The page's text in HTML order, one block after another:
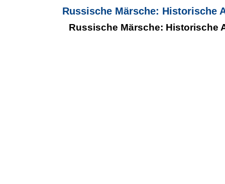
Russische Märsche: Historische
Russische Märsche: Historische